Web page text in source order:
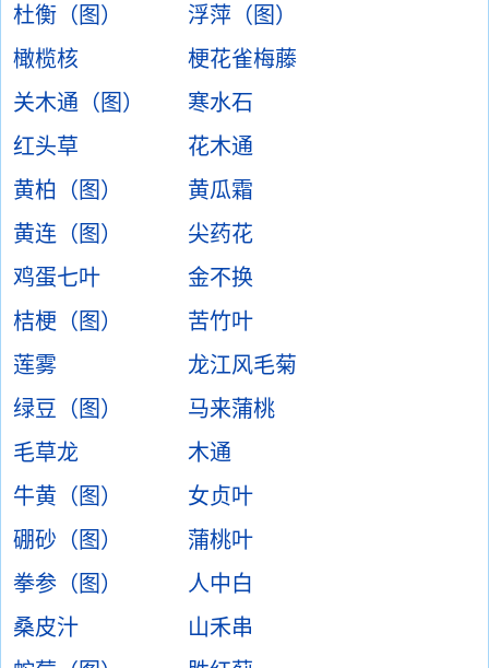
杜衡（图）
浮萍（图）
橄榄核
梗花雀梅藤
关木通（图）
寒水石
红头草
花木通
黄柏（图）
黄瓜霜
黄连（图）
尖药花
鸡蛋七叶
金不换
桔梗（图）
苦竹叶
莲雾
龙江风毛菊
绿豆（图）
马来蒲桃
毛草龙
木通
牛黄（图）
女贞叶
硼砂（图）
蒲桃叶
拳参（图）
人中白
桑皮汁
山禾串